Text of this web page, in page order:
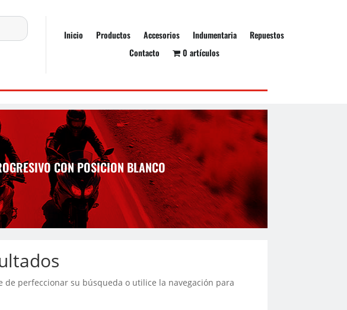
Inicio Productos Accesorios Indumentaria
Repuestos
Contacto
0 artículos
CON POSICION BLANCO
perfeccionar su búsqueda o utilice la navegación para